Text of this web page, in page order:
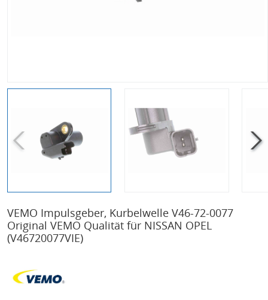
VEMO Impulsgeber, Kurbelwelle V46-72-0077
Original VEMO Qualität für NISSAN OPEL
(V46720077VIE)